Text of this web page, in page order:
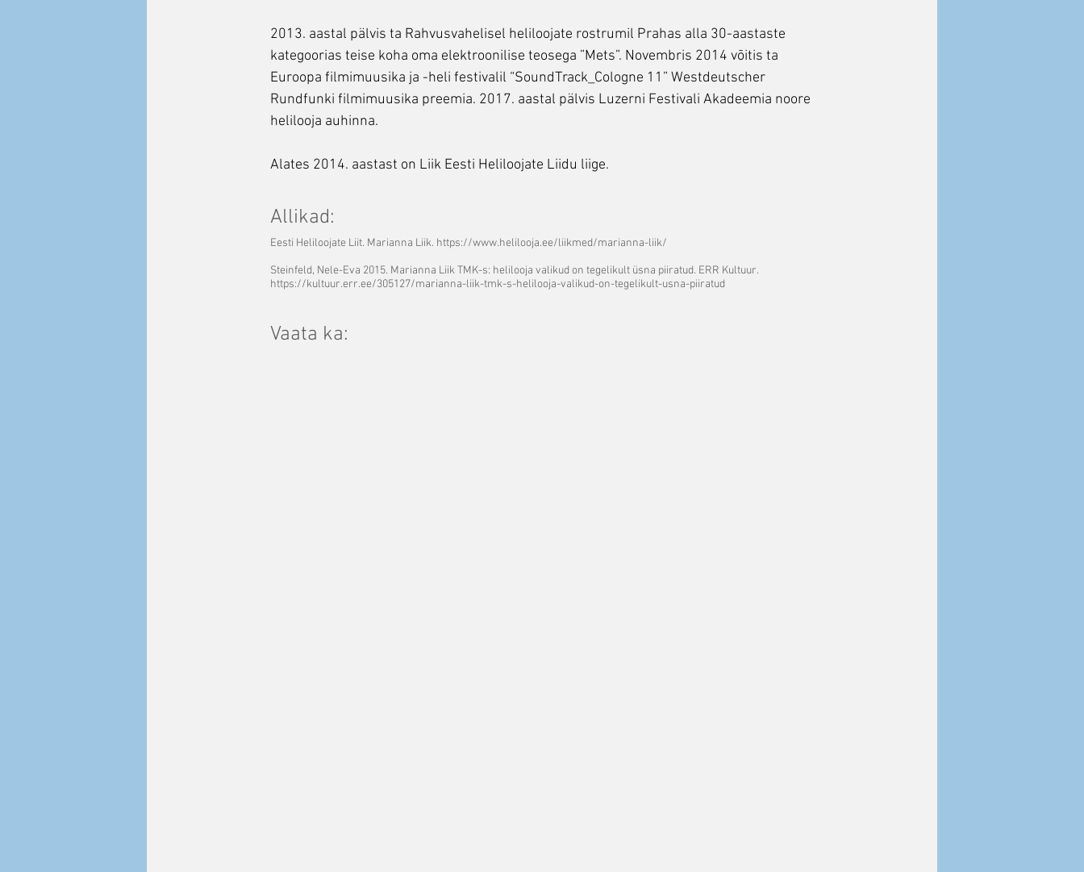
2013. aastal pälvis ta Rahvusvahelisel heliloojate rostrumil Prahas alla 30-aastaste
kategoorias teise koha oma elektroonilise teosega ”Mets”. Novembris 2014 võitis ta
Euroopa filmimuusika ja -heli festivalil “SoundTrack_Cologne 11” Westdeutscher
Rundfunki filmimuusika preemia. 2017. aastal pälvis Luzerni Festivali Akadeemia noore
helilooja auhinna.
Alates 2014. aastast on Liik Eesti Heliloojate Liidu liige.
Allikad:
Eesti Heliloojate Liit. Marianna Liik. https://www.helilooja.ee/liikmed/marianna-liik/
Steinfeld, Nele-Eva 2015. Marianna Liik TMK-s: helilooja valikud on tegelikult üsna piiratud. ERR Kultuur.
https://kultuur.err.ee/305127/marianna-liik-tmk-s-helilooja-valikud-on-tegelikult-usna-piiratud
Vaata ka: